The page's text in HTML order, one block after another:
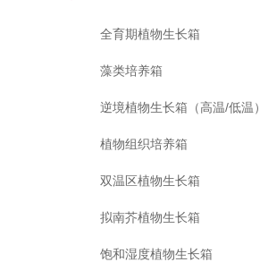
全育期植物生长箱
藻类培养箱
逆境植物生长箱（高温/低温）
植物组织培养箱
双温区植物生长箱
拟南芥植物生长箱
饱和湿度植物生长箱